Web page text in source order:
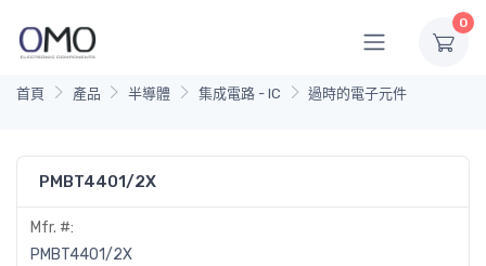
0
首頁 產品 半導體 集成電路 - IC 過時的電子元件
PMBT4401/2X
Mfr. #:
PMBT4401/2X